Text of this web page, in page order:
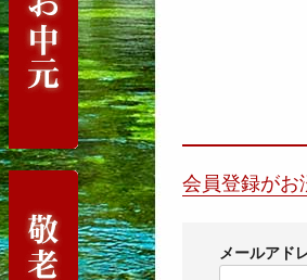
会員登録がお
メールアド